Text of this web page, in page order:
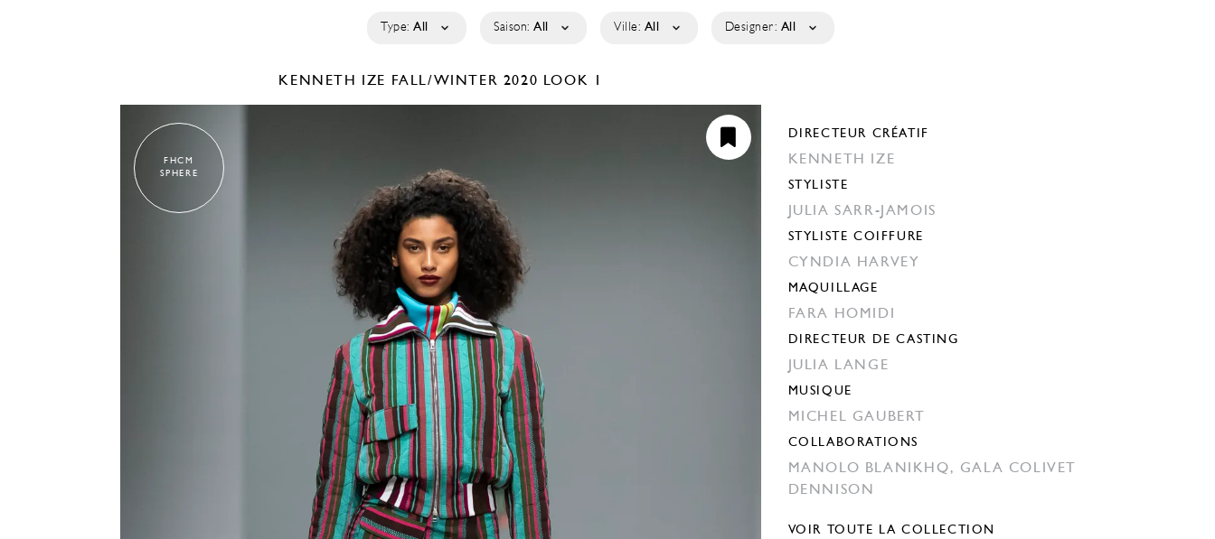
Type: All Saison: All Ville: All Designer: All
KENNETH IZE FALL/WINTER 2020 LOOK 1
FHCM
SPHERE
DIRECTEUR CRÉATIF
KENNETH IZE
STYLISTE
JULIA SARR-JAMOIS
STYLISTE COIFFURE
CYNDIA HARVEY
MAQUILLAGE
FARA HOMIDI
DIRECTEUR DE CASTING
JULIA LANGE
MUSIQUE
MICHEL GAUBERT
COLLABORATIONS
MANOLO BLANIKHQ, GALA COLIVET
DENNISON
VOIR TOUTE LA COLLECTION